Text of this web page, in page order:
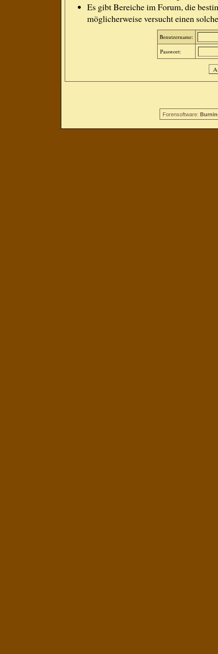
Es gibt Bereiche im Forum, die
möglicherweise versucht einen
Benutzername:
Passwort:
Forensoftware: